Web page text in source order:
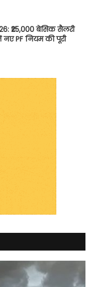
₹25,000 बेसिक सैलरी
PF नियम की पूरी